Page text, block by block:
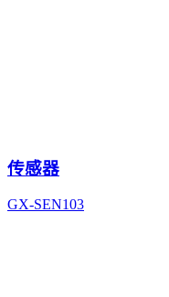
传感器
GX-SEN103